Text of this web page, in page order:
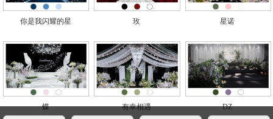
你是我闪耀的星 玫 星诺
蝶 有幸相遇 DZ